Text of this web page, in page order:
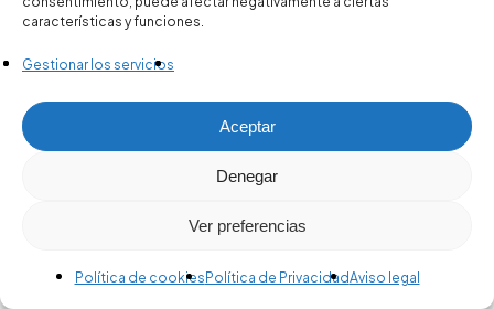
características y funciones.
Gestionar los servicios
Aceptar
Denegar
Ver preferencias
Política de cookies Política de PrivacidadAviso legal